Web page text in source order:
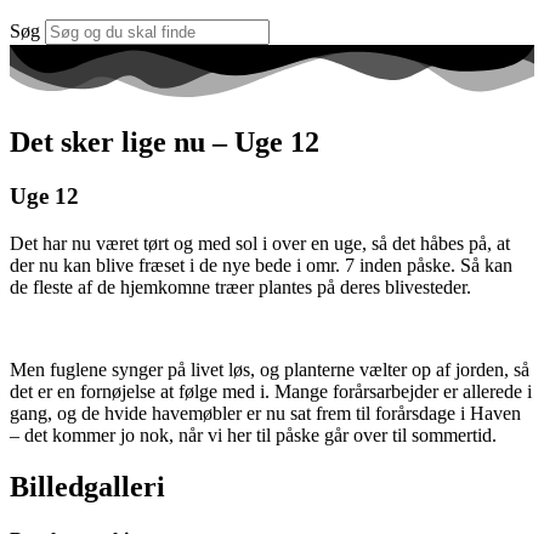
Søg
Det sker lige nu – Uge 12
Uge 12
Det har nu været tørt og med sol i over en uge, så det håbes på, at
der nu kan blive fræset i de nye bede i omr. 7 inden påske. Så kan
de fleste af de hjemkomne træer plantes på deres blivesteder.
Men fuglene synger på livet løs, og planterne vælter op af jorden, så
det er en fornøjelse at følge med i. Mange forårsarbejder er allerede i
gang, og de hvide havemøbler er nu sat frem til forårsdage i Haven
– det kommer jo nok, når vi her til påske går over til sommertid.
Billedgalleri